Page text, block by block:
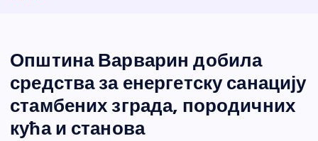
и портал
Општина Варварин добила
средства за енергетску санацију
стамбених зграда, породичних
кућа и станова